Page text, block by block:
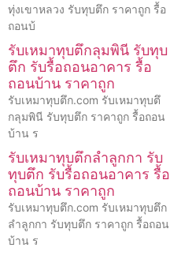
ทุ่งเขาหลวง รับทุบตึก ราคาถูก รื้อ
ถอนบ้
รับเหมาทุบตึกลุมพินี รับทุบ
ตึก รับรื้อถอนอาคาร รื้อ
ถอนบ้าน ราคาถูก
รับเหมาทุบตึก.com รับเหมาทุบตึ
กลุมพินี รับทุบตึก ราคาถูก รื้อถอน
บ้าน ร
รับเหมาทุบตึกลำลูกกา รับ
ทุบตึก รับรื้อถอนอาคาร รื้อ
ถอนบ้าน ราคาถูก
รับเหมาทุบตึก.com รับเหมาทุบตึก
ลำลูกกา รับทุบตึก ราคาถูก รื้อถอน
บ้าน ร